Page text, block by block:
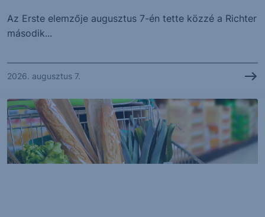
Az Erste elemzője augusztus 7-én tette közzé a Richter
második...
2026. augusztus 7.